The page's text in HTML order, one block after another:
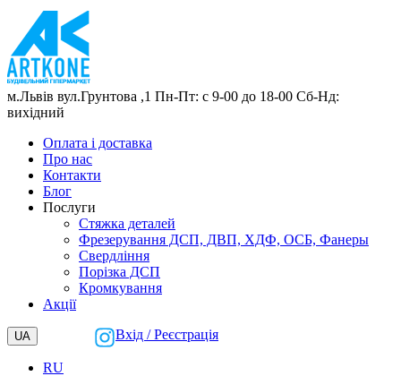
м.Львів вул.Грунтова ,1 Пн-Пт: с 9-00 до 18-00 Сб-Нд:
вихідний
Оплата і доставка
Про нас
Контакти
Блог
Послуги
Cтяжка деталей
Фрезерування ДСП, ДВП, ХДФ, ОСБ, Фанеры
Свердління
Порізка ДСП
Кромкування
Акції
UA
RU
Вхід / Реєстрація